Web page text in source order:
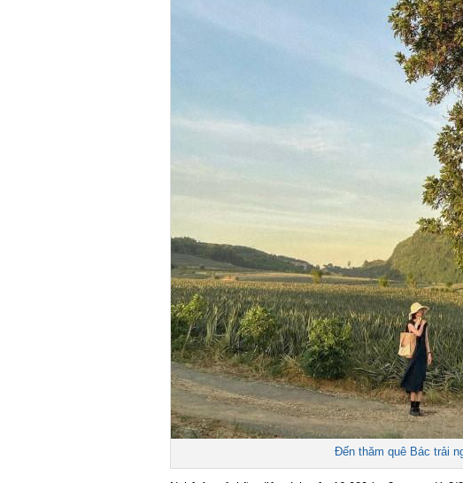
Đến thăm quê Bác trải